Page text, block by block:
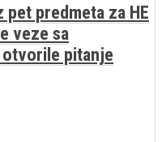
predmeta za HE
veze sa
pitanje